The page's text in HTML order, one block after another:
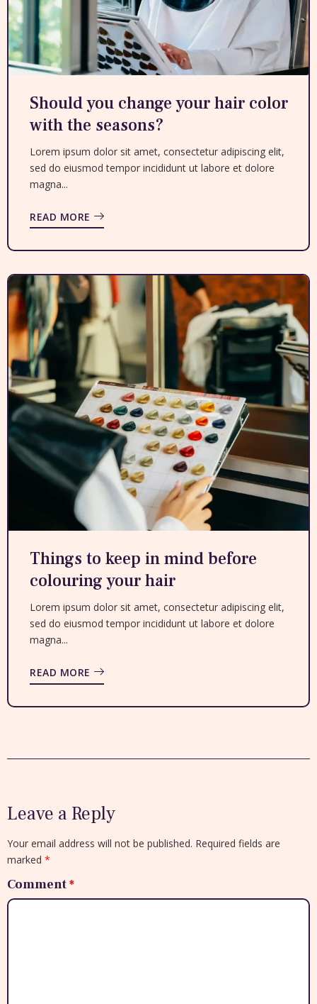
Should you change your hair color
with the seasons?
Lorem ipsum dolor sit amet, consectetur adipiscing elit,
sed do eiusmod tempor incididunt ut labore et dolore
magna...
READ MORE
Things to keep in mind before
colouring your hair
Lorem ipsum dolor sit amet, consectetur adipiscing elit,
sed do eiusmod tempor incididunt ut labore et dolore
magna...
READ MORE
Leave a Reply
Your email address will not be published. Required fields are
marked *
Comment*